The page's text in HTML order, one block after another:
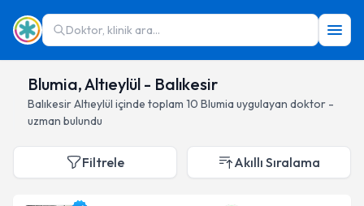
Doktor, klinik ara...
Blumia, Altıeylül - Balıkesir
BalıkesirAltıeylül içinde toplam 10 Blumia uygulayan doktor -
uzman bulundu
Filtrele Akıllı Sıralama